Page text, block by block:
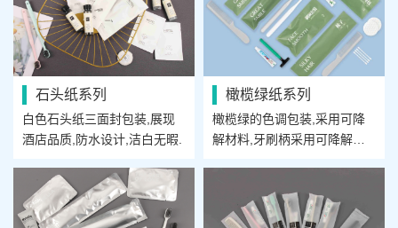
石头纸系列
白色石头纸三面封包装,展现
酒店品质,防水设计,洁白无暇.
橄榄绿纸系列
橄榄绿的色调包装,采用可降
解材料,牙刷柄采用可降解植